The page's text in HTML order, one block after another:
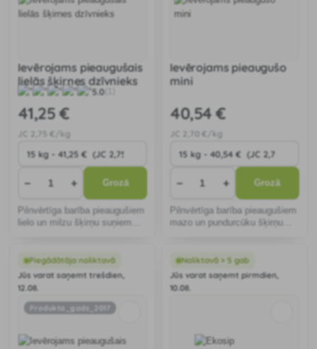
Ievērojams pieaugušais
lielās šķirnes dzīvnieks
5.0(1)
41,25 €
2 ,75 €/kg
− + Grozā
Pilnvērtīga barība pieaugušiem
lielo un milzu šķirņu suņiem
Ievērojams pieaugušo
mini
40,54 €
2 ,70 €/kg
− + Grozā
Pilnvērtīga barība pieaugušiem
mazo un pundurcūku šķirņu
Piegādātāja noliktavā
Jūs varat saņemt trešdien,
12.08.
Produkta_gads_2017
Noliktavā > 5 gab
Jūs varat saņemt pirmdien,
10.08.